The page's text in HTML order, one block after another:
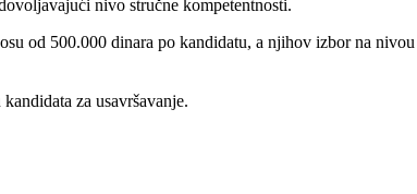
nivo stručne kompetentnosti.
od 500.000 dinara po kandidatu, a njihov izbor na
za usavršavanje.